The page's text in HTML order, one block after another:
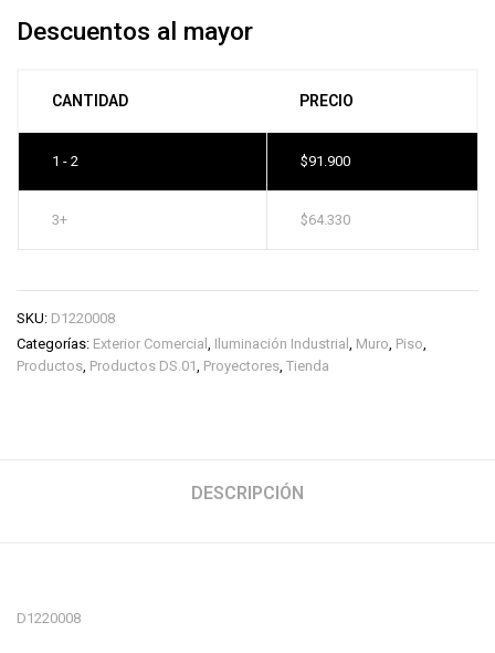
Descuentos al mayor
CANTIDAD PRECIO
1 - 2 $91.900
3+ $64.330
SKU: D1220008
Categorías: Exterior Comercial , Iluminación Industrial , Muro, Piso,
Productos, Productos DS.01, Proyectores, Tienda
DESCRIPCIÓN
D1220008